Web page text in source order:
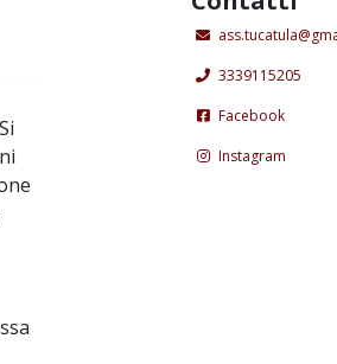
3339115205
Facebook
Instagram